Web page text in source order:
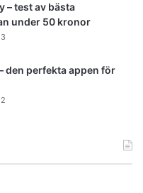
– test av bästa
under 50 kronor
den perfekta appen för